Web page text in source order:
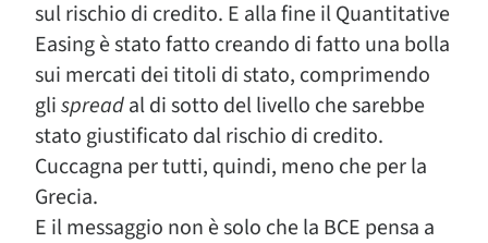
sul rischio di credito. E alla fine il Quantitative
Easing è stato fatto creando di fatto una bolla
sui mercati dei titoli di stato, comprimendo
glispreadal di sotto del livello che sarebbe
stato giustificato dal rischio di credito.
Cuccagna per tutti, quindi, meno che per la
Grecia.
E il messaggio non è solo che la BCE pensa a